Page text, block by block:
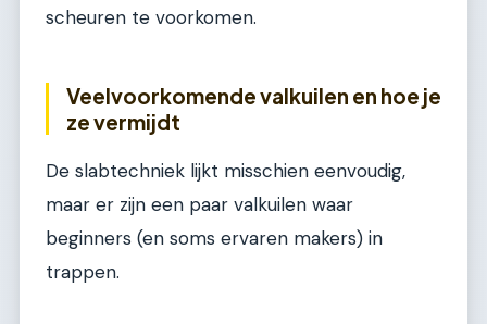
scheuren te voorkomen.
Veelvoorkomende valkuilen en hoe je
ze vermijdt
De slabtechniek lijkt misschien eenvoudig,
maar er zijn een paar valkuilen waar
beginners (en soms ervaren makers) in
trappen.